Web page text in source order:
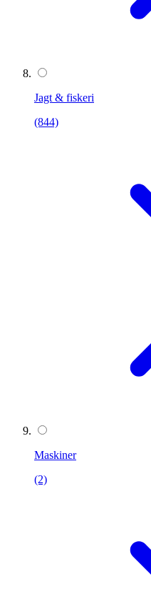
Jagt & fiskeri
(844)
Maskiner
(2)